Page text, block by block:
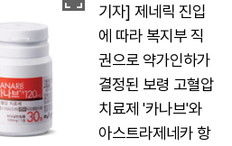
기자] 제네릭 진입
에 따라 복지부 직
권으로 약가인하가
결정된 보령 고혈압
치료제 '카나브'와
아스트라제네카 항